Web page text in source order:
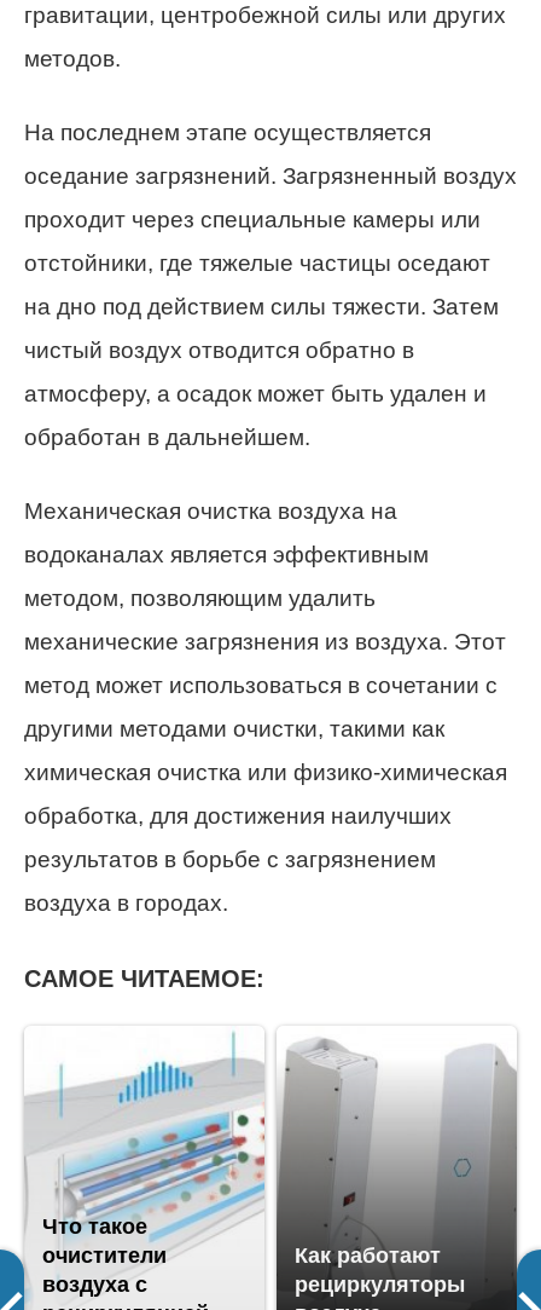
гравитации, центробежной силы или других
методов.
На последнем этапе осуществляется
оседание загрязнений. Загрязненный воздух
проходит через специальные камеры или
отстойники, где тяжелые частицы оседают
на дно под действием силы тяжести. Затем
чистый воздух отводится обратно в
атмосферу, а осадок может быть удален и
обработан в дальнейшем.
Механическая очистка воздуха на
водоканалах является эффективным
методом, позволяющим удалить
механические загрязнения из воздуха. Этот
метод может использоваться в сочетании с
другими методами очистки, такими как
химическая очистка или физико-химическая
обработка, для достижения наилучших
результатов в борьбе с загрязнением
воздуха в городах.
САМОЕ ЧИТАЕМОЕ:
Что такое
очистители
воздуха с
Как работают
рециркуляторы